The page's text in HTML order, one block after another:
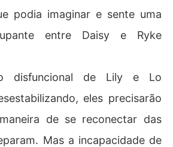
podia imaginar e sente uma
entre Daisy e Ryke
disfuncional de Lily e Lo
eles precisarão
de se reconectar das
Mas a incapacidade de